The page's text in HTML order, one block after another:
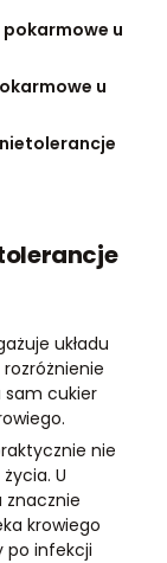
u
u
układu
sam cukier
nie
U
znacznie
krowiego
po infekcji